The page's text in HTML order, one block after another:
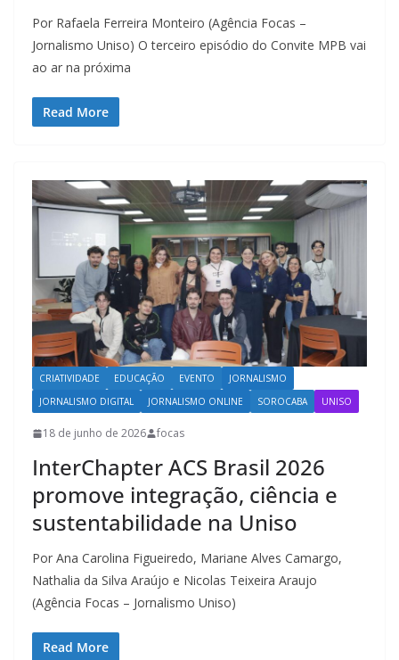
Por Rafaela Ferreira Monteiro (Agência Focas –
Jornalismo Uniso) O terceiro episódio do Convite MPB vai
ao ar na próxima
Read More
CRIATIVIDADE EDUCAÇÃO EVENTO
JORNALISMO
JORNALISMO DIGITAL
JORNALISMO ONLINE SOROCABA UNISO
18 de junho de 2026 focas
InterChapter ACS Brasil 2026
promove integração, ciência e
sustentabilidade na Uniso
Por Ana Carolina Figueiredo, Mariane Alves Camargo,
Nathalia da Silva Araújo e Nicolas Teixeira Araujo
(Agência Focas – Jornalismo Uniso)
Read More